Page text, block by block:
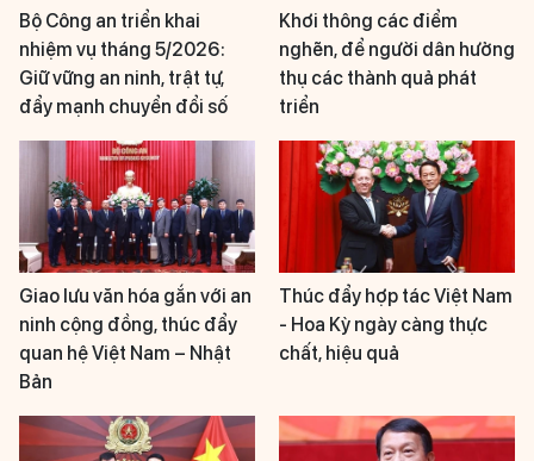
Bộ Công an triển khai
nhiệm vụ tháng 5/2026:
Giữ vững an ninh, trật tự,
đẩy mạnh chuyển đổi số
Khơi thông các điểm
nghẽn, để người dân hưởng
thụ các thành quả phát
triển
Giao lưu văn hóa gắn với an
ninh cộng đồng, thúc đẩy
quan hệ Việt Nam – Nhật
Bản
Thúc đẩy hợp tác Việt Nam
- Hoa Kỳ ngày càng thực
chất, hiệu quả